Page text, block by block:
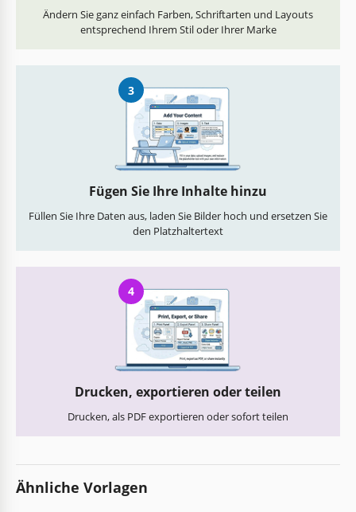
Ändern Sie ganz einfach Farben, Schriftarten und Layouts
entsprechend Ihrem Stil oder Ihrer Marke
3
Fügen Sie Ihre Inhalte hinzu
Füllen Sie Ihre Daten aus, laden Sie Bilder hoch und ersetzen Sie
den Platzhaltertext
4
Drucken, exportieren oder teilen
Drucken, als PDF exportieren oder sofort teilen
Ähnliche Vorlagen